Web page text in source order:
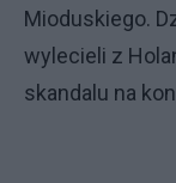
Mioduskiego.
wylecieli z
skandalu na